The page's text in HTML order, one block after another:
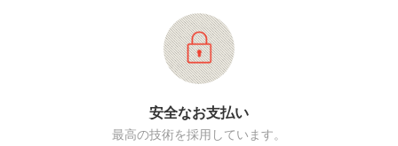
安全なお支払い
最高の技術を採用しています。